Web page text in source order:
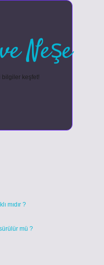
Neşe
bilgiler keşfet!
mıdır ?
mü ?